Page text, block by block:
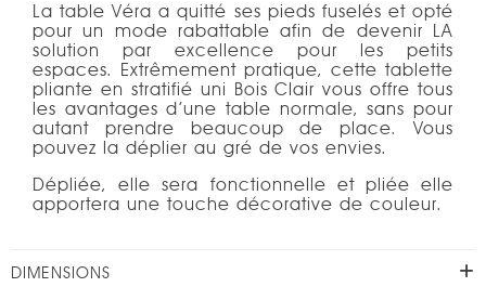
La table Véra a quitté ses pieds fuselés et opté
pour un mode rabattable afin de devenir LA
solution par excellence pour les petits
espaces. Extrêmement pratique, cette tablette
pliante en stratifié uni Bois Clair vous offre tous
les avantages d’une table normale, sans pour
autant prendre beaucoup de place. Vous
pouvez la déplier au gré de vos envies.
Dépliée, elle sera fonctionnelle et pliée elle
apportera une touche décorative de couleur.
DIMENSIONS